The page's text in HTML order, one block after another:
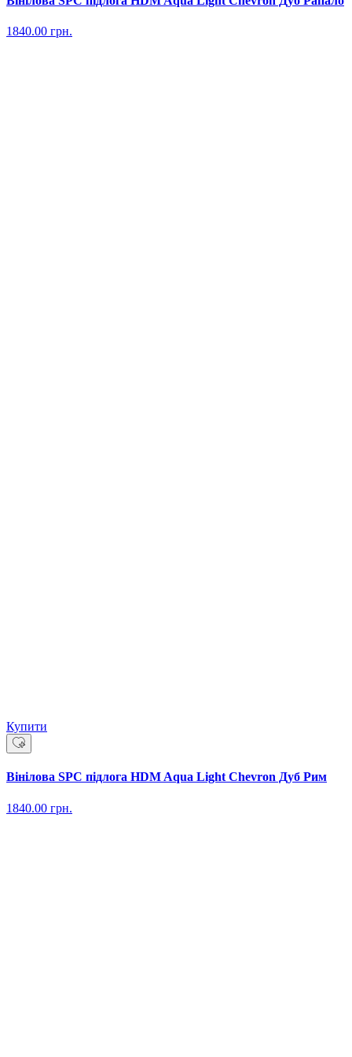
1840.00 грн.
Купити
Вінілова SPC підлога HDM Aqua Light Chevron Дуб Рим
1840.00 грн.